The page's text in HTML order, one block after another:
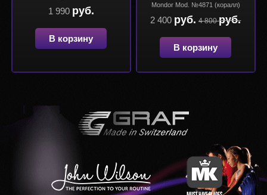
1 990 руб.
В корзину
Mondor Mod. №4871 (коралл)
2 400 руб. 4 800руб.
В корзину